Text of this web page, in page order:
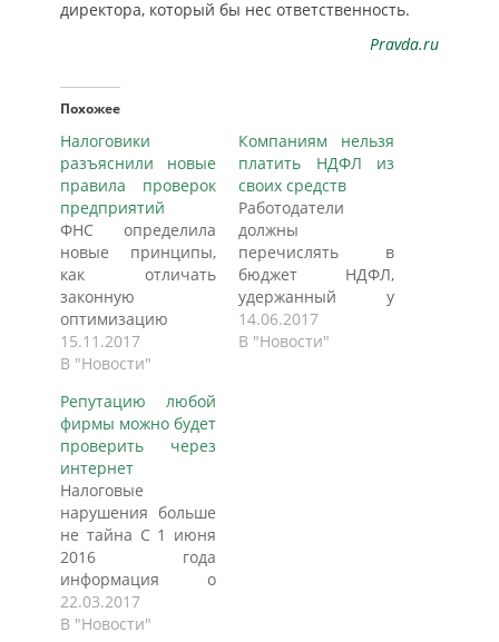
директора, который бы нес ответственность.
Pravda.ru
Похожее
Налоговики
разъяснили новые
правила проверок
предприятий
ФНС определила
новые принципы,
как отличать
законную
оптимизацию
налогов от
незаконной.
последние 12 лет
критерии законных
действий
налогоплательщиков
больше не
применяются ФНС
России 31 октября
подготовила
письмо,
содержащее
описание нового
15.11.2017
В "Новости"
Компаниям нельзя
платить НДФЛ из
своих средств
Работодатели
должны
перечислять в
бюджет НДФЛ,
удержанный у
своих сотрудников
Минфин
14.06.2017
В "Новости"
Репутацию любой
фирмы можно будет
проверить через
интернет
Налоговые
нарушения больше
не тайна С 1 июня
2016 года
информация о
налоговых
нарушениях
22.03.2017
В "Новости"